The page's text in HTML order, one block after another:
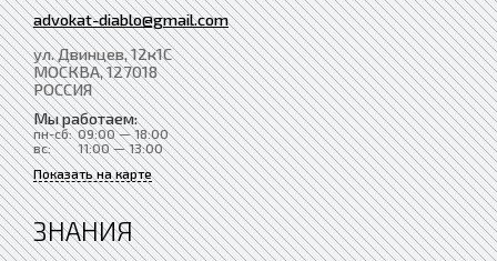
advokat-diablo@gmail.com
ул. Двинцев, 12к1С
МОСКВА, 127018
РОССИЯ
Мы работаем:
пн-сб: 09:00 — 18:00
вс:
11:00 — 13:00
Показать на карте
ЗНАНИЯ